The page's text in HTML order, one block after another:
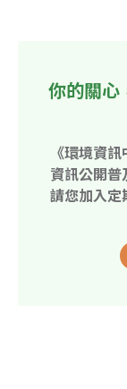
你的關
《環境資
資訊公開
請您加入定